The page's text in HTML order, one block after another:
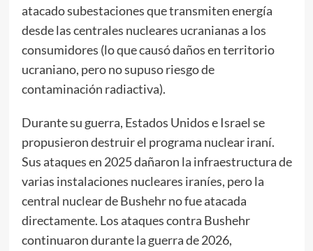
atacado subestaciones que transmiten energía
desde las centrales nucleares ucranianas a los
consumidores (lo que causó daños en territorio
ucraniano, pero no supuso riesgo de
contaminación radiactiva).
Durante su guerra, Estados Unidos e Israel se
propusieron destruir el programa nuclear iraní.
Sus ataques en 2025 dañaron la infraestructura de
varias instalaciones nucleares iraníes, pero la
central nuclear de Bushehr no fue atacada
directamente. Los ataques contra Bushehr
continuaron durante la guerra de 2026,